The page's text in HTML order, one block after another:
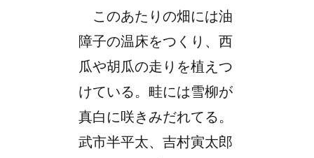
このあたりの畑には油
障子の温床をつくり、西
瓜や胡瓜の走りを植えつ
けている。畦には雪柳が
真白に咲きみだれてる。
武市半平太、吉村寅太郎